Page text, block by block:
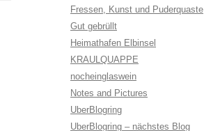
Fressen, Kunst und Puderquaste
Gut gebrüllt
Heimathafen Elbinsel
KRAULQUAPPE
nocheinglaswein
Notes and Pictures
UberBlogring
UberBlogring – nächstes Blog